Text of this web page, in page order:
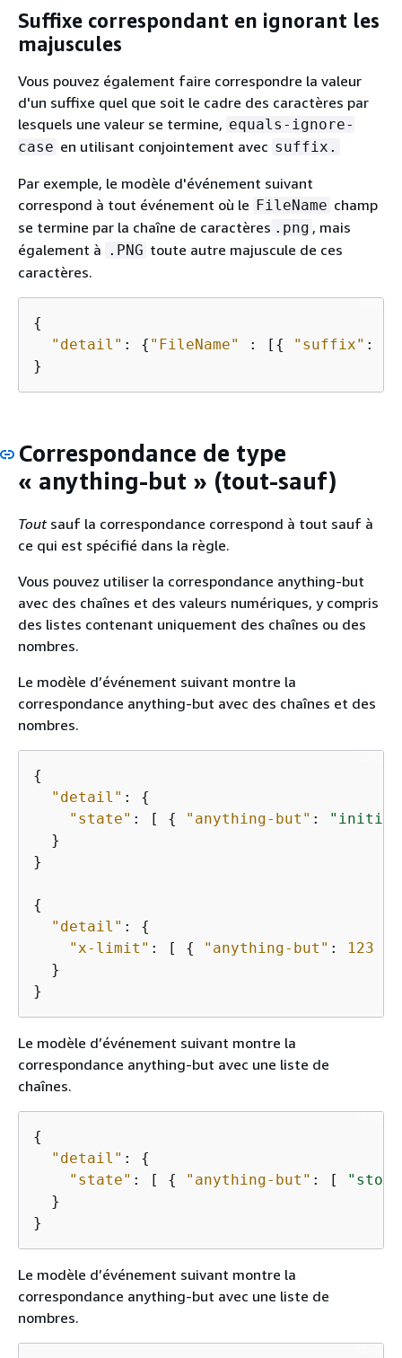
Suffixe correspondant en ignorant les
majuscules
Vous pouvez également faire correspondre la valeur
d'un suffixe quel que soit le cadre des caractères par
lesquels une valeur se termine, equals-ignore-
case en utilisant conjointement avec suffix.
Par exemple, le modèle d'événement suivant
correspond à tout événement où le FileName champ
se termine par la chaîne de caractères .png , mais
également à .PNG toute autre majuscule de ces
caractères.
{
"detail" : { "FileName" : [ { "suffix" :
}
Correspondance de type
« anything-but » (tout-sauf)
Toutsauf la correspondance correspond à tout sauf à
ce qui est spécifié dans la règle.
Vous pouvez utiliser la correspondance anything-but
avec des chaînes et des valeurs numériques, y compris
des listes contenant uniquement des chaînes ou des
nombres.
Le modèle d’événement suivant montre la
correspondance anything-but avec des chaînes et des
nombres.
{
"detail" : {
"state" : [ { "anything-but" :
  }
}
{
"detail" : {
"x-limit" : [ { "anything-but" : 123
  }
}
Le modèle d’événement suivant montre la
correspondance anything-but avec une liste de
chaînes.
{
"detail" : {
"state" : [ { "anything-but" : [
  }
}
Le modèle d’événement suivant montre la
correspondance anything-but avec une liste de
nombres.